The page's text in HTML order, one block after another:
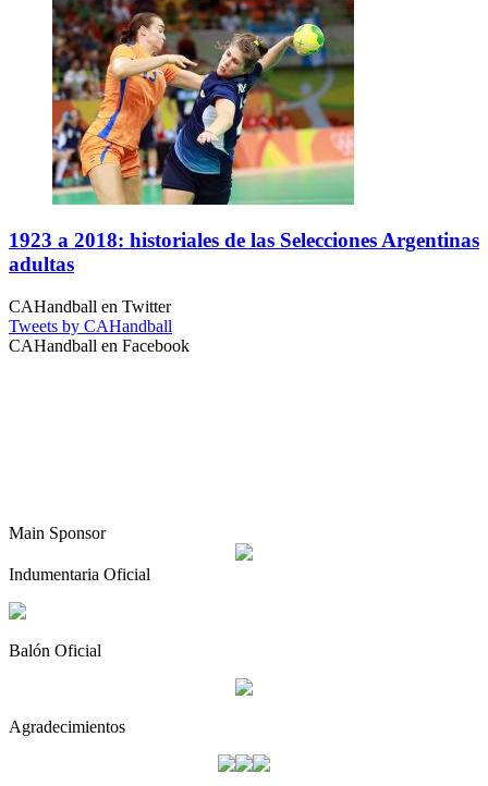
1923 a 2018: historiales de las Selecciones Argentinas
adultas
CAHandball en Twitter
Tweets by CAHandball
CAHandball en Facebook
Main Sponsor
Indumentaria Oficial
Balón Oficial
Agradecimientos